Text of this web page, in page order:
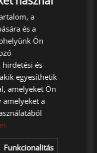
vizsgálat (PST –
Ga + II2G Ex
nyomásálló
a
és a
Ön
és
egyesíthetik
amelyeket Ön
amelyeket a
Funkcionalitás